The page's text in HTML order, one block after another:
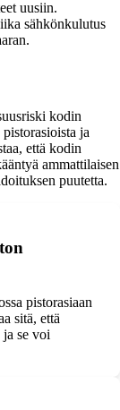
uusiin.
sähkönkulutus
kodin
ja
että kodin
ammattilaisen
puutetta.
pistorasiaan
sitä, että
ja se voi